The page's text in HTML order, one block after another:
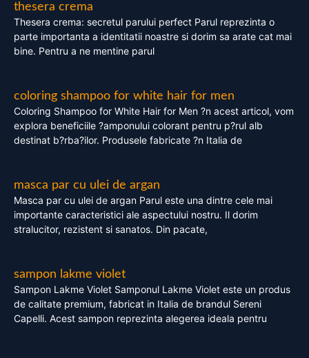
thesera crema
Thesera crema: secretul parului perfect Parul reprezinta o
parte importanta a identitatii noastre si dorim sa arate cat mai
bine. Pentru a ne mentine parul
coloring shampoo for white hair for men
Coloring Shampoo for White Hair for Men ?n acest articol, vom
explora beneficiile ?amponului colorant pentru p?rul alb
destinat b?rba?ilor. Produsele fabricate ?n Italia de
masca par cu ulei de argan
Masca par cu ulei de argan Parul este una dintre cele mai
importante caracteristici ale aspectului nostru. Il dorim
stralucitor, rezistent si sanatos. Din pacate,
sampon lakme violet
Sampon Lakme Violet Samponul Lakme Violet este un produs
de calitate premium, fabricat in Italia de brandul Sereni
Capelli. Acest sampon reprezinta alegerea ideala pentru